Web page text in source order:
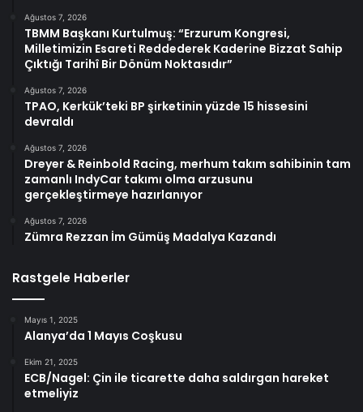
Ağustos 7, 2026
TBMM Başkanı Kurtulmuş: “Erzurum Kongresi,
Milletimizin Esareti Reddederek Kaderine Bizzat Sahip
Çıktığı Tarihî Bir Dönüm Noktasıdır”
Ağustos 7, 2026
TPAO, Kerkük’teki BP şirketinin yüzde 15 hissesini
devraldı
Ağustos 7, 2026
Dreyer & Reinbold Racing, merhum takım sahibinin tam
zamanlı IndyCar takımı olma arzusunu
gerçekleştirmeye hazırlanıyor
Ağustos 7, 2026
Zümra Rezzan İm Gümüş Madalya Kazandı
Rastgele Haberler
Mayıs 1, 2025
Alanya’da 1 Mayıs Coşkusu
Ekim 21, 2025
ECB/Nagel: Çin ile ticarette daha saldırgan hareket
etmeliyiz